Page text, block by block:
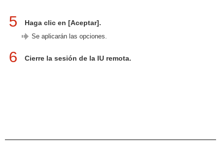
5 Haga clic en [Aceptar].
Se aplicarán las opciones.
6 Cierre la sesión de la IU remota.